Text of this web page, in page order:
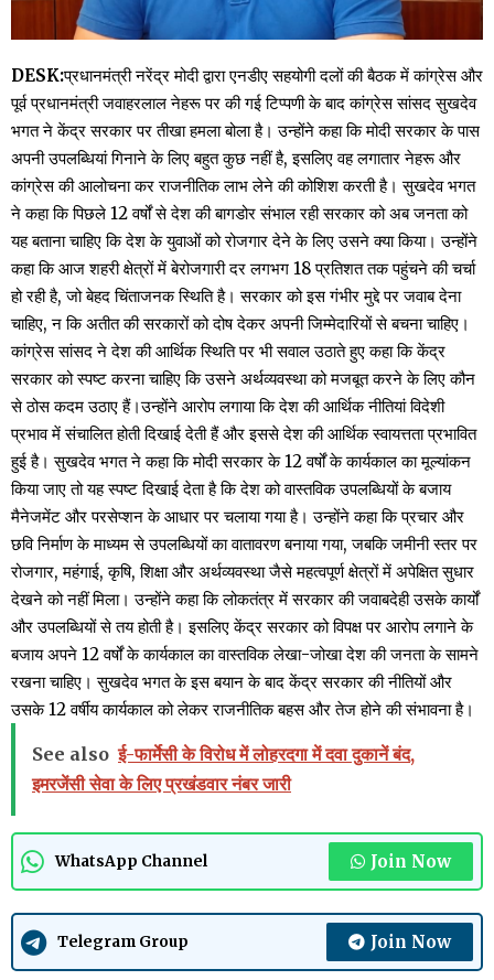
DESK:प्रधानमंत्री नरेंद्र मोदी द्वारा एनडीए सहयोगी दलों की बैठक में कांग्रेस और
पूर्व प्रधानमंत्री जवाहरलाल नेहरू पर की गई टिप्पणी के बाद कांग्रेस सांसद सुखदेव
भगत ने केंद्र सरकार पर तीखा हमला बोला है। उन्होंने कहा कि मोदी सरकार के पास
अपनी उपलब्धियां गिनाने के लिए बहुत कुछ नहीं है, इसलिए वह लगातार नेहरू और
कांग्रेस की आलोचना कर राजनीतिक लाभ लेने की कोशिश करती है। सुखदेव भगत
ने कहा कि पिछले 12 वर्षों से देश की बागडोर संभाल रही सरकार को अब जनता को
यह बताना चाहिए कि देश के युवाओं को रोजगार देने के लिए उसने क्या किया। उन्होंने
कहा कि आज शहरी क्षेत्रों में बेरोजगारी दर लगभग 18 प्रतिशत तक पहुंचने की चर्चा
हो रही है, जो बेहद चिंताजनक स्थिति है। सरकार को इस गंभीर मुद्दे पर जवाब देना
चाहिए, न कि अतीत की सरकारों को दोष देकर अपनी जिम्मेदारियों से बचना चाहिए।
कांग्रेस सांसद ने देश की आर्थिक स्थिति पर भी सवाल उठाते हुए कहा कि केंद्र
सरकार को स्पष्ट करना चाहिए कि उसने अर्थव्यवस्था को मजबूत करने के लिए कौन
से ठोस कदम उठाए हैं।उन्होंने आरोप लगाया कि देश की आर्थिक नीतियां विदेशी
प्रभाव में संचालित होती दिखाई देती हैं और इससे देश की आर्थिक स्वायत्तता प्रभावित
हुई है। सुखदेव भगत ने कहा कि मोदी सरकार के 12 वर्षों के कार्यकाल का मूल्यांकन
किया जाए तो यह स्पष्ट दिखाई देता है कि देश को वास्तविक उपलब्धियों के बजाय
मैनेजमेंट और परसेप्शन के आधार पर चलाया गया है। उन्होंने कहा कि प्रचार और
छवि निर्माण के माध्यम से उपलब्धियों का वातावरण बनाया गया, जबकि जमीनी स्तर पर
रोजगार, महंगाई, कृषि, शिक्षा और अर्थव्यवस्था जैसे महत्वपूर्ण क्षेत्रों में अपेक्षित सुधार
देखने को नहीं मिला। उन्होंने कहा कि लोकतंत्र में सरकार की जवाबदेही उसके कार्यों
और उपलब्धियों से तय होती है। इसलिए केंद्र सरकार को विपक्ष पर आरोप लगाने के
बजाय अपने 12 वर्षों के कार्यकाल का वास्तविक लेखा-जोखा देश की जनता के सामने
रखना चाहिए। सुखदेव भगत के इस बयान के बाद केंद्र सरकार की नीतियों और
उसके 12 वर्षीय कार्यकाल को लेकर राजनीतिक बहस और तेज होने की संभावना है।
See also ई-फार्मेसी के विरोध में लोहरदगा में दवा दुकानें बंद,
इमरजेंसी सेवा के लिए प्रखंडवार नंबर जारी
WhatsApp Channel Join Now
Telegram Group Join Now